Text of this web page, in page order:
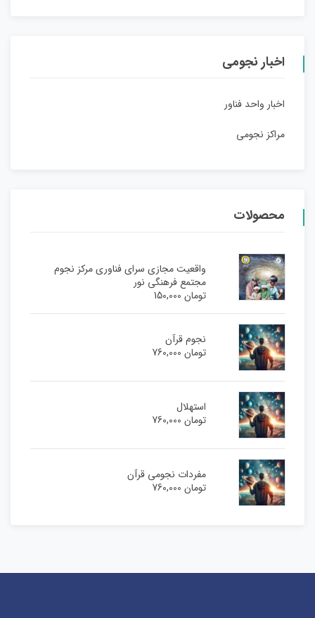
اخبار نجومی
اخبار واحد فناور
مراکز نجومی
محصولات
واقعیت مجازی سرای فناوری مرکز نجوم
مجتمع فرهنگی نور
تومان150,000
نجوم قرآن
تومان760,000
استهلال
تومان760,000
مفردات نجومی قرآن
تومان760,000